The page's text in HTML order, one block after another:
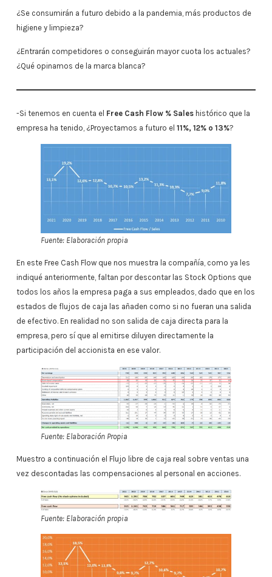
¿Se consumirán a futuro debido a la pandemia, más productos de
higiene y limpieza?
¿Entrarán competidores o conseguirán mayor cuota los actuales?
¿Qué opinamos de la marca blanca?
-Si tenemos en cuenta el Free Cash Flow % Saleshistórico que la
empresa ha tenido, ¿Proyectamos a futuro el 11%, 12% o 13%?
Fuente: Elaboración propia
En este Free Cash Flow que nos muestra la compañía, como ya les
indiqué anteriormente, faltan por descontar las Stock Options que
todos los años la empresa paga a sus empleados, dado que en los
estados de flujos de caja las añaden como si no fueran una salida
de efectivo. En realidad no son salida de caja directa para la
empresa, pero sí que al emitirse diluyen directamente la
participación del accionista en ese valor.
Fuente: Elaboración Propia
Muestro a continuación el Flujo libre de caja real sobre ventas una
vez descontadas las compensaciones al personal en acciones.
Fuente: Elaboración propia